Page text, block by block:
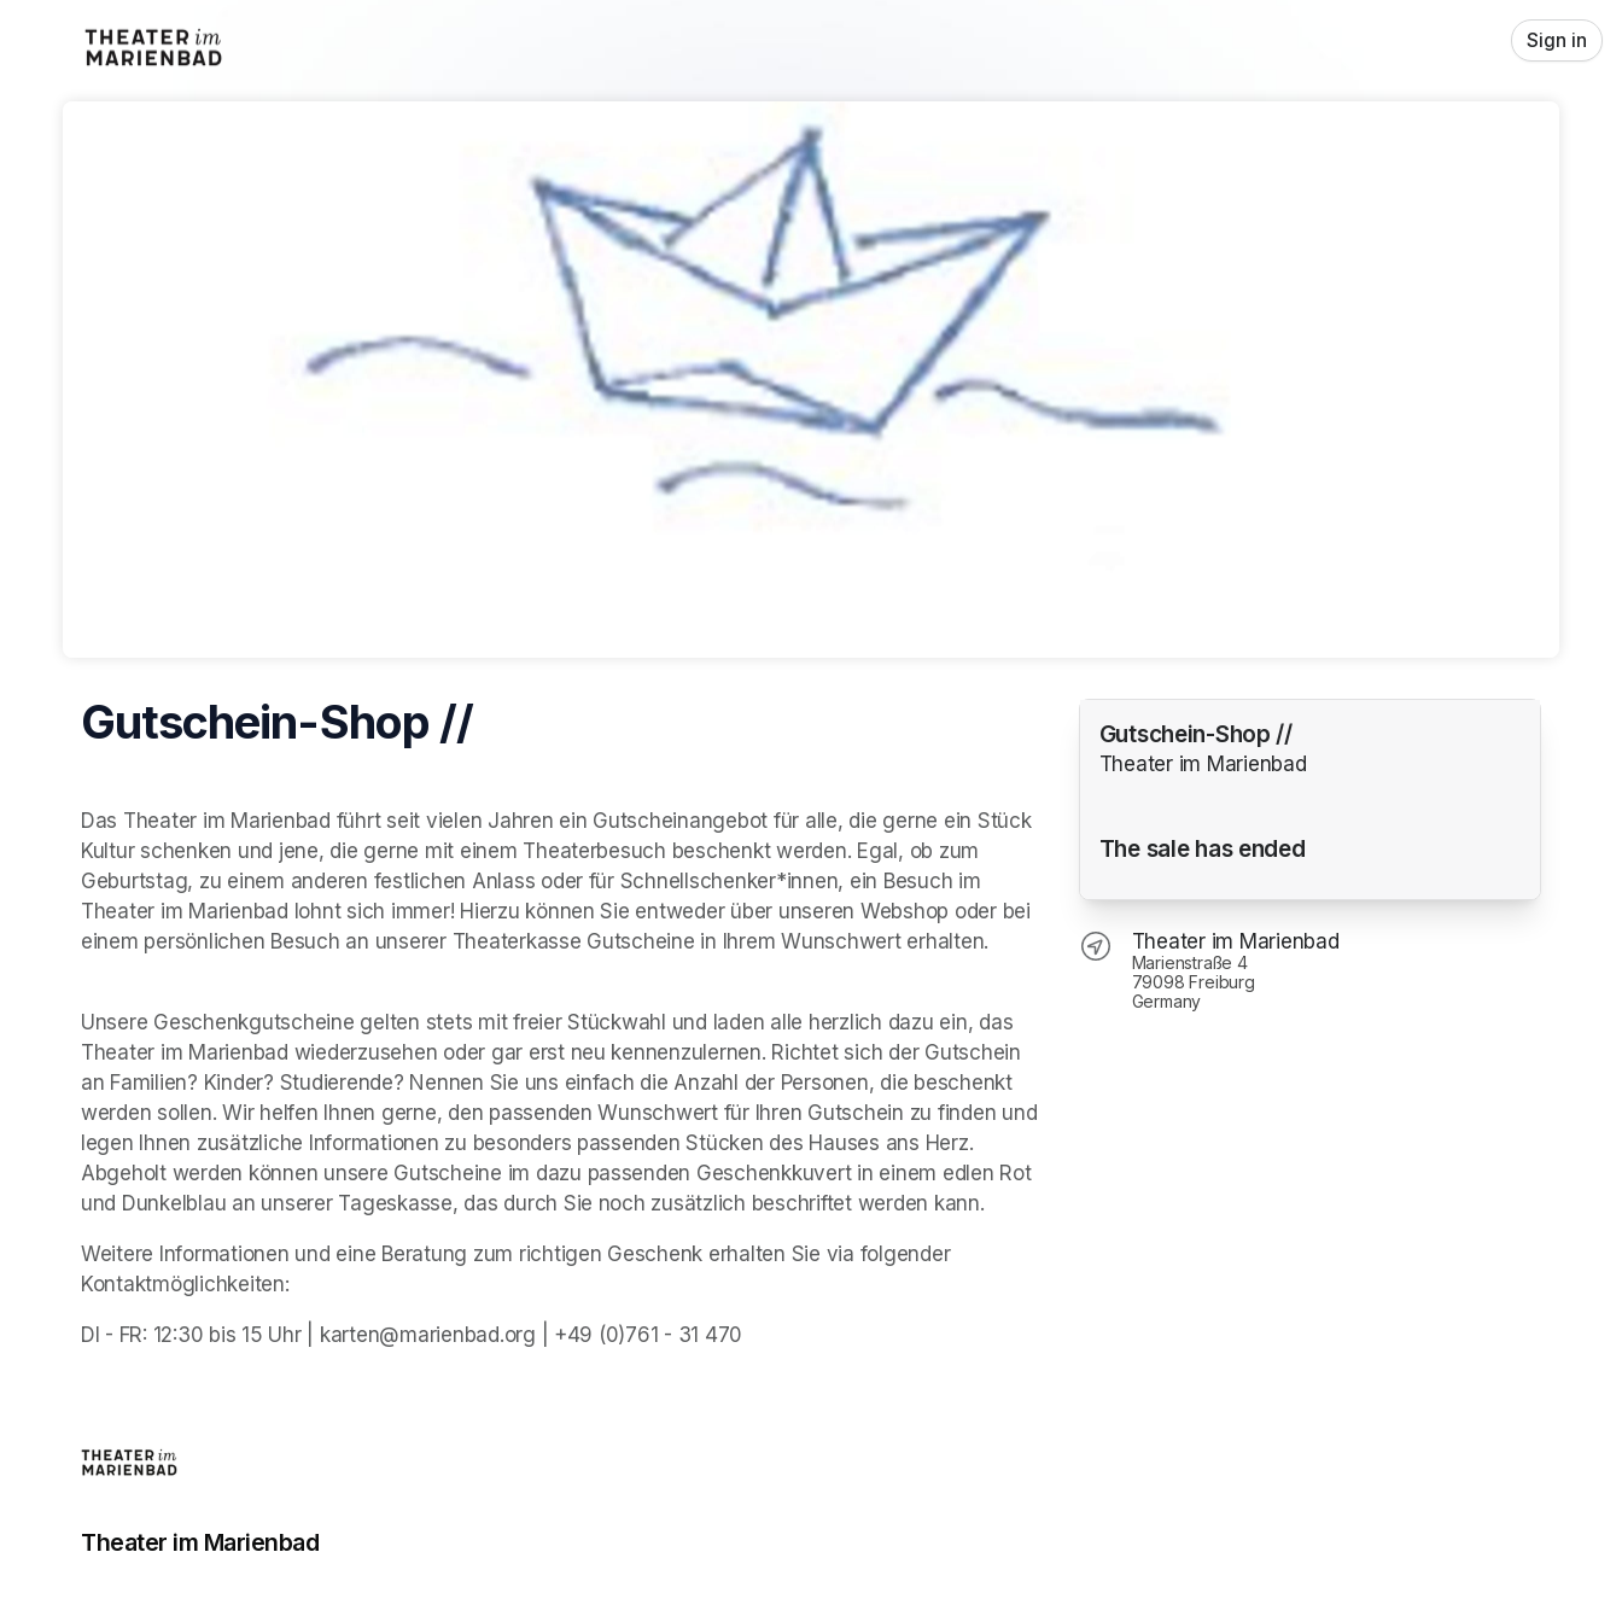
Sign in
Gutschein-Shop //
Das Theater im Marienbad führt seit vielen Jahren ein Gutscheinangebot für alle, die gerne ein Stück
Kultur schenken und jene, die gerne mit einem Theaterbesuch beschenkt werden. Egal, ob zum
Geburtstag, zu einem anderen festlichen Anlass oder für Schnellschenker*innen, ein Besuch im
Theater im Marienbad lohnt sich immer! Hierzu können Sie entweder über unseren Webshop oder bei
einem persönlichen Besuch an unserer Theaterkasse Gutscheine in Ihrem Wunschwert erhalten.
Unsere Geschenkgutscheine gelten stets mit freier Stückwahl und laden alle herzlich dazu ein, das
Theater im Marienbad wiederzusehen oder gar erst neu kennenzulernen. Richtet sich der Gutschein
an Familien? Kinder? Studierende? Nennen Sie uns einfach die Anzahl der Personen, die beschenkt
werden sollen. Wir helfen Ihnen gerne, den passenden Wunschwert für Ihren Gutschein zu finden und
legen Ihnen zusätzliche Informationen zu besonders passenden Stücken des Hauses ans Herz.
Abgeholt werden können unsere Gutscheine im dazu passenden Geschenkkuvert in einem edlen Rot
und Dunkelblau an unserer Tageskasse, das durch Sie noch zusätzlich beschriftet werden kann.
Weitere Informationen und eine Beratung zum richtigen Geschenk erhalten Sie via folgender
Kontaktmöglichkeiten:
DI - FR: 12:30 bis 15 Uhr | karten@marienbad.org | +49 (0)761 - 31 470
Gutschein-Shop //
Theater im Marienbad
The sale has ended
Theater im Marienbad
Marienstraße 4
79098 Freiburg
Germany
Theater im Marienbad